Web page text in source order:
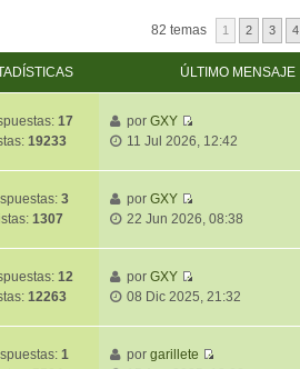
e
n
a
m
o
m
a
ú
l
i
m
a
82 temas 1 2 3 4
ÚLTIMO MENSAJE
17
19233
porGXY
V
r
l
o
n
11 Jul 2026, 12:42
3
1307
porGXY
V
r
l
m
22 Jun 2026, 08:38
12
12263
porGXY
V
r
ú
08 Dic 2025, 21:32
1
porgarillete